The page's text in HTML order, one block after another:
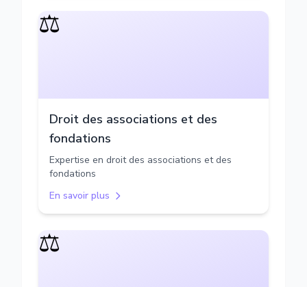
⚖️
Droit des associations et des
fondations
Expertise en droit des associations et des
fondations
En savoir plus
⚖️